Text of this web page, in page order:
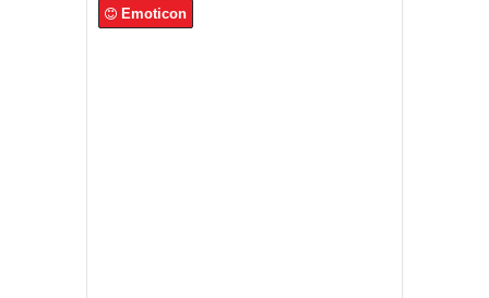
Emoticon